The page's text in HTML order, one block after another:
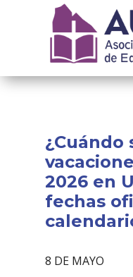
Institucional
Recursos
¿Cuándo
2026 en
fechas
8 DE MAYO